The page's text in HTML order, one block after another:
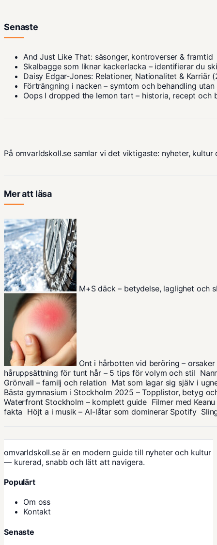
Senaste
And Just Like That: säsonger, kontroverser & framtid
Skalbagge som liknar kackerlacka – identifierar du
Daisy Edgar-Jones: Relationer, Nationalitet & Karriär
Förträngning i nacken – symtom och behandling
Oops I dropped the lemon tart – historia, recept och
På omvarldskoll.se samlar vi det viktigaste: nyheter,
Mer att läsa
M+S däck – betydelse, laglighet och
Ont i hårbotten vid beröring –
håruppsättning för tunt hår – 5 tips för volym och stil
Grönvall – familj och relation Mat som lagar sig själv i
Bästa gymnasium i Stockholm 2025 – Topplistor, betyg
Waterfront Stockholm – komplett guide Filmer med
fakta Höjt a i musik – AI-låtar som dominerar Spotify
omvarldskoll.se är en modern guide till nyheter och kultur
— kurerad, snabb och lätt att navigera.
Populärt
Om oss
Kontakt
Senaste